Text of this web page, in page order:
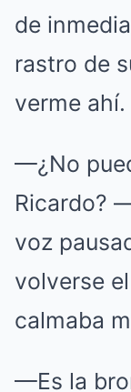
de
rastro de
verme ahí.
—¿No
Ricardo?
voz
volverse
calmaba
—Es la